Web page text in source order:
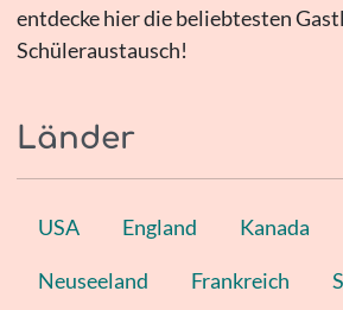
entdecke hier die beliebtesten
Schüleraustausch!
Länder
USA England Kanada
Neuseeland Frankreich